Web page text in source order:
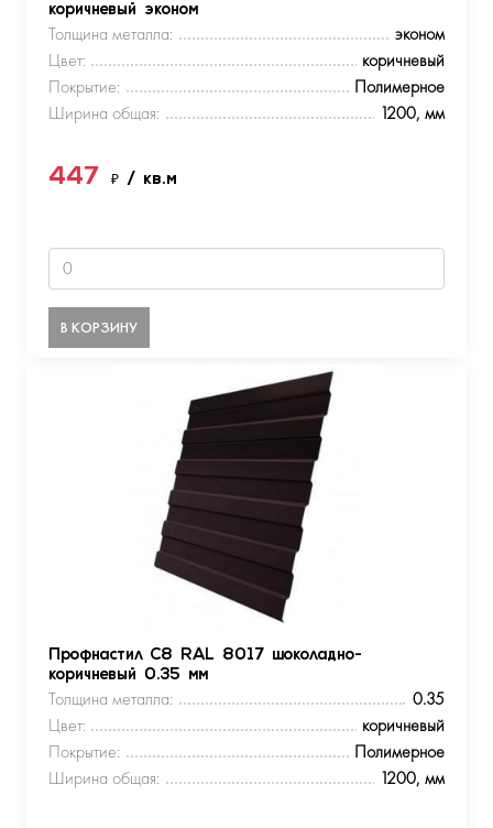
коричневый эконом
Толщина металла:
эконом
Цвет:
коричневый
Покрытие:
Полимерное
Ширина общая:
1200, мм
447 ₽ / кв.м
В КОРЗИНУ
Профнастил С8 RAL 8017 шоколадно-
коричневый 0.35 мм
Толщина металла:
0.35
Цвет:
коричневый
Покрытие:
Полимерное
Ширина общая:
1200, мм